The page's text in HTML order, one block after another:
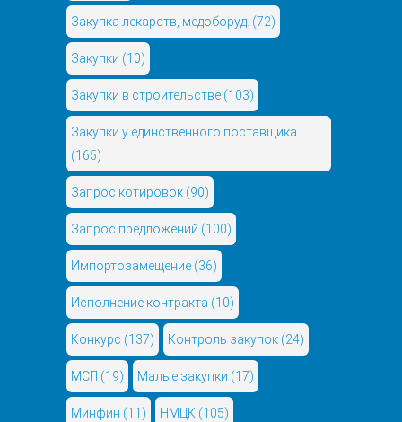
Закупка лекарств, медоборуд. (72)
Закупки (10)
Закупки в строительстве (103)
Закупки у единственного поставщика
(165)
Запрос котировок (90)
Запрос предложений (100)
Импортозамещение (36)
Исполнение контракта (10)
Конкурс (137) Контроль закупок (24)
МСП (19) Малые закупки (17)
Минфин (11) НМЦК (105)